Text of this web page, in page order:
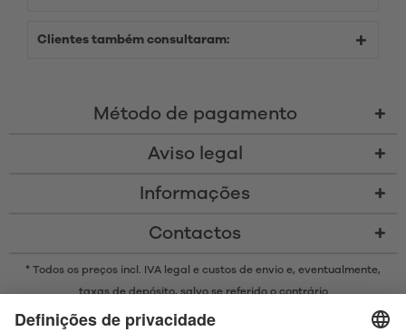
Clientes também consultaram:
Método de pagamento
Aviso legal
Informações
Contactos
* Todos os preços incl. IVA legal e custos de envio e, eventualmente,
taxas de depósito, salvo se referido o contrário
* A marca Bluetooth® e os logótipos são marcas registadas da